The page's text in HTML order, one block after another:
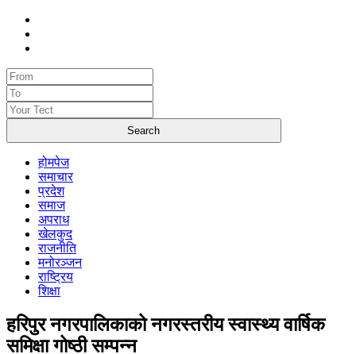
होमपेज
समाचार
प्रदेश
समाज
अपराध
खेलकुद
राजनीति
मनोरञ्जन
राष्ट्रिय
शिक्षा
हरिपुर नगरपालिकाको नगरस्तरीय स्वास्थ्य वार्षिक
समिक्षा गोष्ठी सम्पन्न